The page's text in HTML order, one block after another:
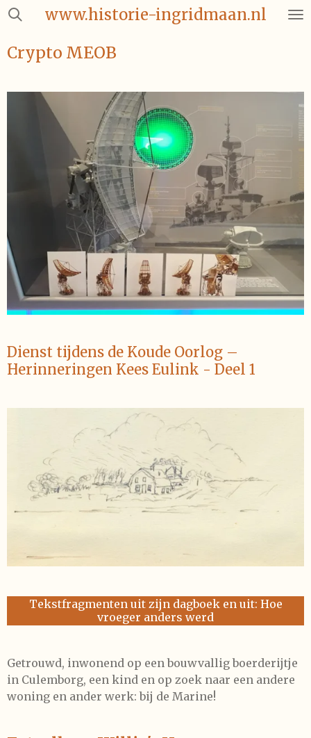
Ga
naar
www.historie-ingridmaan.nl
Crypto MEOB
Dienst tijdens de Koude Oorlog –
Herinneringen Kees Eulink - Deel 1
Tekstfragmenten uit zijn dagboek en uit: Hoe
vroeger anders werd
Getrouwd, inwonend op een bouwvallig boerderijtje
in Culemborg, een kind en op zoek naar een andere
woning en ander werk: bij de Marine!